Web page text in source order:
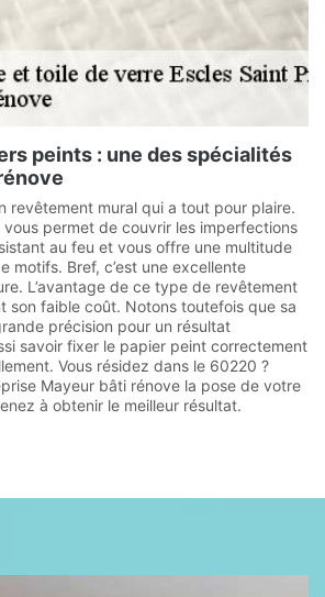
peints : une des spécialités
revêtement mural qui a tout pour plaire.
vous permet de couvrir les imperfections
au feu et vous offre une multitude
motifs. Bref, c’est une excellente
L’avantage de ce type de revêtement
son faible coût. Notons toutefois que sa
précision pour un résultat
savoir fixer le papier peint correctement
Vous résidez dans le 60220 ?
Mayeur bâti rénove la pose de votre
à obtenir le meilleur résultat.